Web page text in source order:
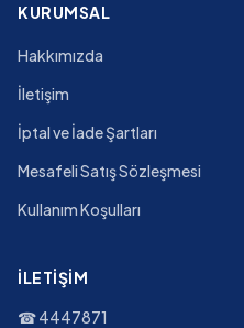
KURUMSAL
Hakkımızda
İletişim
İptal ve İade Şartları
Mesafeli Satış Sözleşmesi
Kullanım Koşulları
İLETIŞIM
☎4447871